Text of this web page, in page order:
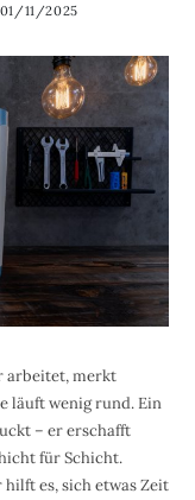
01/11/2025
arbeitet, merkt
läuft wenig rund. Ein
– er erschafft
für Schicht.
es, sich etwas Zeit